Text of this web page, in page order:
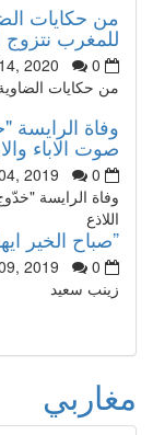
من حكايات
للمغرب نتزوج
14, 2020
0
من حكايات الضاوية 1
وفاة الرايسة
صوت الاباء
04, 2019
0
وفاة الرايسة
اللاذع
”صباح الخير
09, 2019
0
زينب سعيد
مغاربي